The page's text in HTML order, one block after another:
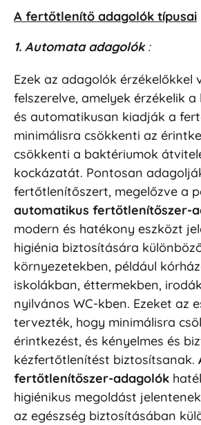
A fertőtlenítő adagolók típusai
1. Automata adagolók:
Ezek az adagolók érzékelőkkel
felszerelve, amelyek érzékelik a
és automatikusan kiadják a
minimálisra csökkenti az
csökkenti a baktériumok
kockázatát. Pontosan
fertőtlenítőszert, megelőzve a
automatikus fertőtlenítőszer-
modern és hatékony eszközt
higiénia biztosítására
környezetekben, például
iskolákban, éttermekben,
nyilvános WC-kben. Ezeket az
tervezték, hogy minimálisra
érintkezést, és kényelmes és
kézfertőtlenítést biztosítsanak.
fertőtlenítőszer-adagolók
higiénikus megoldást
az egészség biztosításában